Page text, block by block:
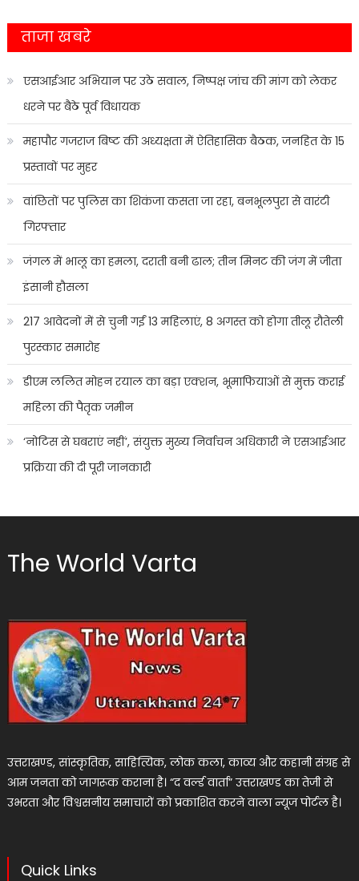
ताजा खबरे
एसआईआर अभियान पर उठे सवाल, निष्पक्ष जांच की मांग को लेकर
धरने पर बैठे पूर्व विधायक
महापौर गजराज बिष्ट की अध्यक्षता में ऐतिहासिक बैठक, जनहित के 15
प्रस्तावों पर मुहर
वांछितों पर पुलिस का शिकंजा कसता जा रहा, बनभूलपुरा से वारंटी
गिरफ्तार
जंगल में भालू का हमला, दराती बनी ढाल; तीन मिनट की जंग में जीता
इंसानी हौसला
217 आवेदनों में से चुनी गईं 13 महिलाएं, 8 अगस्त को होगा तीलू रौतेली
पुरस्कार समारोह
डीएम ललित मोहन रयाल का बड़ा एक्शन, भूमाफियाओं से मुक्त कराई
महिला की पैतृक जमीन
‘नोटिस से घबराएं नहीं’, संयुक्त मुख्य निर्वाचन अधिकारी ने एसआईआर
प्रक्रिया की दी पूरी जानकारी
The World Varta
उत्तराखण्ड, सांस्कृतिक, साहित्यिक, लोक कला, काव्य और कहानी संग्रह से
आम जनता को जागरूक कराना है। “द वर्ल्ड वार्ता” उत्तराखण्ड का तेजी से
उभरता और विश्वसनीय समाचारों को प्रकाशित करने वाला न्यूज पोर्टल है।
Quick Links